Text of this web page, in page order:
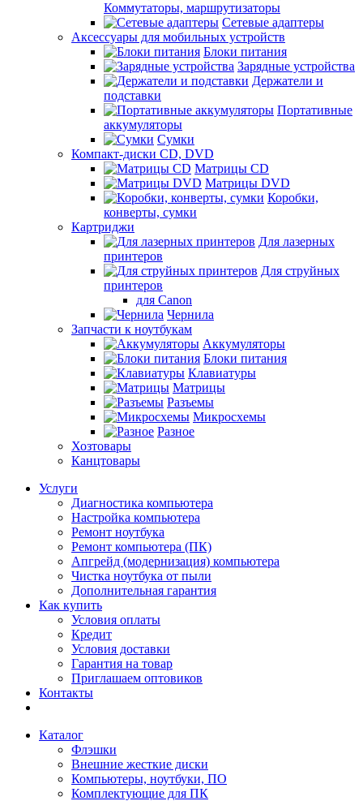
Коммутаторы, маршрутизаторы
Сетевые адаптеры
Аксессуары для мобильных устройств
Блоки питания
Зарядные устройства
Держатели и
подставки
Портативные
аккумуляторы
Сумки
Компакт-диски CD, DVD
Матрицы CD
Матрицы DVD
Коробки,
конверты, сумки
Картриджи
Для лазерных
принтеров
Для струйных
принтеров
для Canon
Чернила
Запчасти к ноутбукам
Аккумуляторы
Блоки питания
Клавиатуры
Матрицы
Разъемы
Микросхемы
Разное
Хозтовары
Канцтовары
Услуги
Диагностика компьютера
Настройка компьютера
Ремонт ноутбука
Ремонт компьютера (ПК)
Апгрейд (модернизация) компьютера
Чистка ноутбука от пыли
Дополнительная гарантия
Как купить
Условия оплаты
Кредит
Условия доставки
Гарантия на товар
Приглашаем оптовиков
Контакты
Каталог
Флэшки
Внешние жесткие диски
Компьютеры, ноутбуки, ПО
Комплектующие для ПК